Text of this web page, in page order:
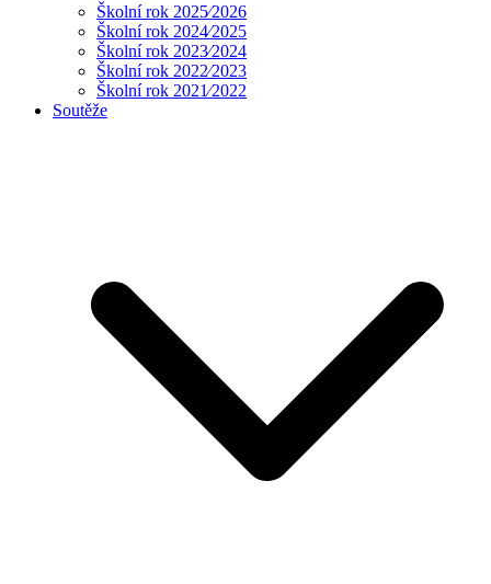
Školní rok 2025⁄2026
Školní rok 2024⁄2025
Školní rok 2023⁄2024
Školní rok 2022⁄2023
Školní rok 2021⁄2022
Soutěže